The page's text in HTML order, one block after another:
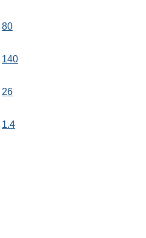
80
140
26
1.4